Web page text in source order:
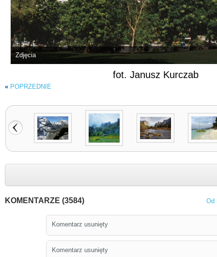
Zdjęcia
fot. Janusz Kurczab
« POPRZEDNIE
KOMENTARZE (3584) Od
Komentarz usunięty
Komentarz usunięty